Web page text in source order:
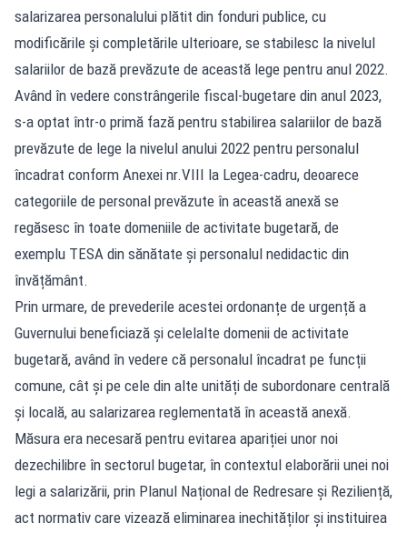
salarizarea personalului plătit din fonduri publice, cu
modificările și completările ulterioare, se stabilesc la nivelul
salariilor de bază prevăzute de această lege pentru anul 2022.
Având în vedere constrângerile fiscal-bugetare din anul 2023,
s-a optat într-o primă fază pentru stabilirea salariilor de bază
prevăzute de lege la nivelul anului 2022 pentru personalul
încadrat conform Anexei nr.VIII la Legea-cadru, deoarece
categoriile de personal prevăzute în această anexă se
regăsesc în toate domeniile de activitate bugetară, de
exemplu TESA din sănătate și personalul nedidactic din
învățământ.
Prin urmare, de prevederile acestei ordonanțe de urgență a
Guvernului beneficiază și celelalte domenii de activitate
bugetară, având în vedere că personalul încadrat pe funcții
comune, cât și pe cele din alte unități de subordonare centrală
și locală, au salarizarea reglementată în această anexă.
Măsura era necesară pentru evitarea apariției unor noi
dezechilibre în sectorul bugetar, în contextul elaborării unei noi
legi a salarizării, prin Planul Național de Redresare și Reziliență,
act normativ care vizează eliminarea inechităților și instituirea